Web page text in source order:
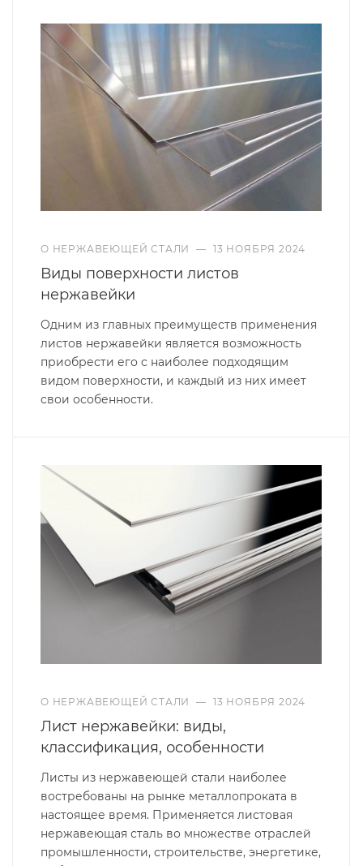
О НЕРЖАВЕЮЩЕЙ СТАЛИ — 13 НОЯБРЯ 2024
Виды поверхности листов
нержавейки
Одним из главных преимуществ применения
листов нержавейки является возможность
приобрести его с наиболее подходящим
видом поверхности, и каждый из них имеет
свои особенности.
О НЕРЖАВЕЮЩЕЙ СТАЛИ — 13 НОЯБРЯ 2024
Лист нержавейки: виды,
классификация, особенности
Листы из нержавеющей стали наиболее
востребованы на рынке металлопроката в
настоящее время. Применяется листовая
нержавеющая сталь во множестве отраслей
промышленности, строительстве, энергетике,